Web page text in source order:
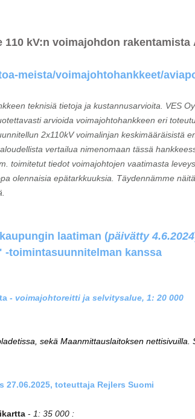
kV:n voimajohdon
meista/voimajohtohankkeet/
teknisiä tietoja ja kustannusarvioita. VES
arvioida voimajohtohankkeen eri
2x110kV voimalinjan keskimääräisistä
vertailua nimenomaan tässä
toimitetut tiedot voimajohtojen vaatimasta
olennaisia epätarkkuuksia. Täydennämme
laatiman (päivätty 4.6.2024
-toimintasuunnitelman kanssa
- voimajohtoreitti ja selvitysalue, 1: 20 000
sekä Maanmittauslaitoksen
toteuttaja Rejlers Suomi
- 1: 35 000 :